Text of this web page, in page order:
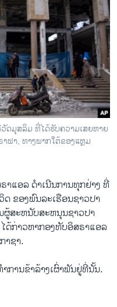
ດມຸສລິມ ທີ່ໄດ້ຮັບຄວາມເສຍຫາຍ
ຟາ, ທາງພາກໃຕ້ຂອງແຫຼມ
າແອລ ດໍາເນີນການທຸກຢ່າງ ທີ່
ດ ຂອງພົນລະເຮືອນຊາວປາ
ຜູ້ສະຫນັບສະຫນຸນຊາວປາ
ດ້ກ່າວຫາກອງທັບອິສຣາແອລ
າຊາ.
ການຂ້າລ້າງເຜົ່າພັນຢູ່​ທີ່ນັ້ນ.